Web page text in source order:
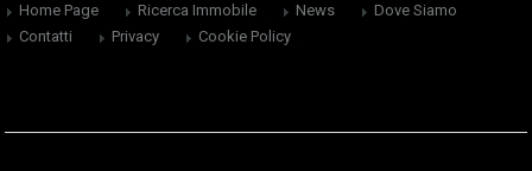
Home Page Ricerca Immobile News
Dove Siamo
Contatti
Privacy Cookie Policy